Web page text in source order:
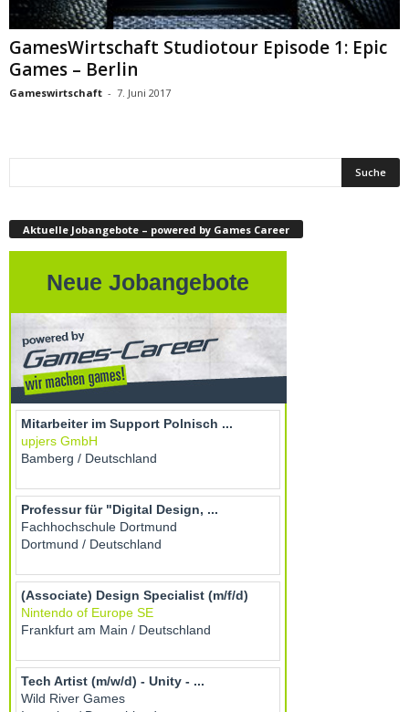
GamesWirtschaft Studiotour Episode 1: Epic
Games – Berlin
Gameswirtschaft - 7. Juni 2017
Aktuelle Jobangebote – powered by Games Career